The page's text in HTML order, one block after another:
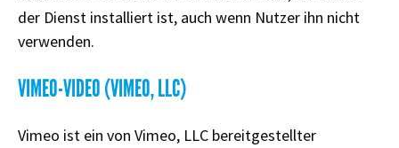
der Dienst installiert ist, auch wenn Nutzer ihn nicht
verwenden.
VIMEO-VIDEO (VIMEO, LLC)
Vimeo ist ein von Vimeo, LLC bereitgestellter